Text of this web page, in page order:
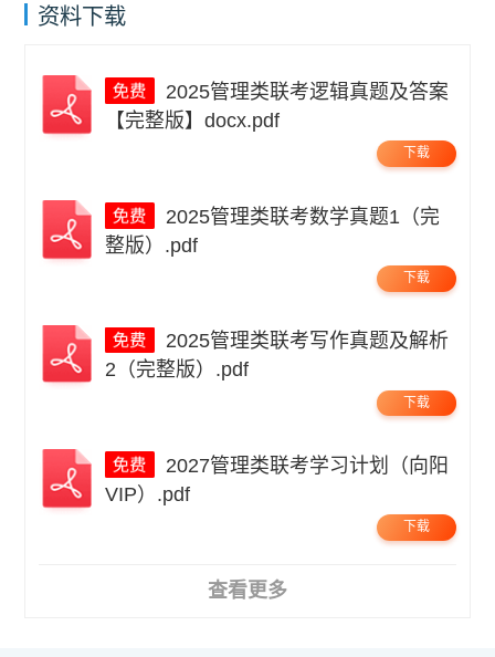
资料下载
【完整版】docx.pdf
下载
整版）.pdf
下载
2（完整版）.pdf
下载
VIP）.pdf
下载
查看更多